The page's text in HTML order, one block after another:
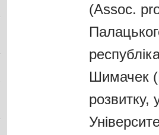
(Assoc.
Шимачек
розвитку,